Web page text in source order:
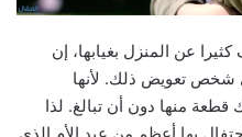
عن المنزل بغيابها، إن
شخص تعويض ذلك. لأنها
منها دون أن تبالغ. لذا
بها أعظم من عيد الأم الذي